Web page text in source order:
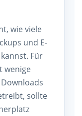
wie viele
und E-
Für
wenige
sollte